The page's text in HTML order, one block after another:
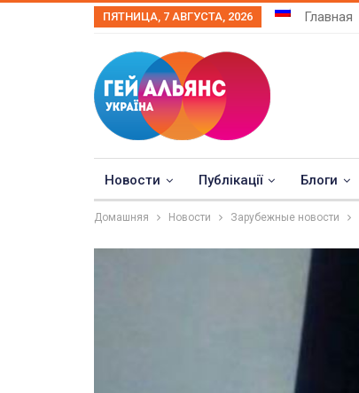
ПЯТНИЦА, 7 АВГУСТА, 2026 Главная
Новости Публікації Блоги
Домашняя Новости Зарубежные новости